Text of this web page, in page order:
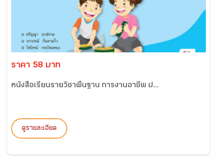
ราคา 58 บาท
หนังสือเรียนรายวิชาพื้นฐาน การงานอาชีพ ป...
ดูรายละเอียด